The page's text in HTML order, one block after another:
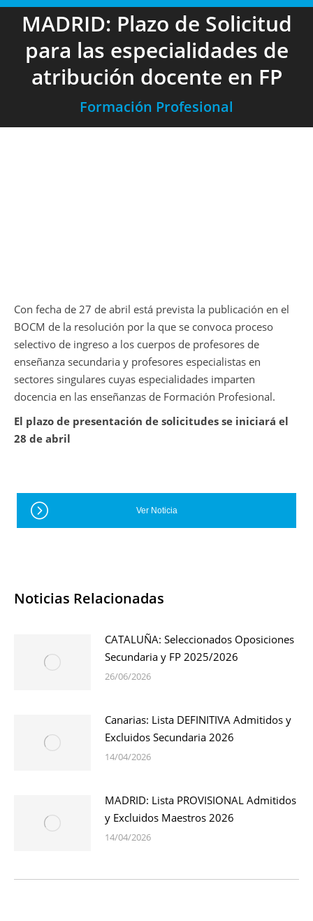
MADRID: Plazo de Solicitud
para las especialidades de
atribución docente en FP
Formación Profesional
Con fecha de 27 de abril está prevista la publicación en el
BOCM de la resolución por la que se convoca proceso
selectivo de ingreso a los cuerpos de profesores de
enseñanza secundaria y profesores especialistas en
sectores singulares cuyas especialidades imparten
docencia en las enseñanzas de Formación Profesional.
El plazo de presentación de solicitudes se iniciará el
28 de abril
Ver Noticia
Noticias Relacionadas
CATALUÑA: Seleccionados Oposiciones
Secundaria y FP 2025/2026
26/06/2026
Canarias: Lista DEFINITIVA Admitidos y
Excluidos Secundaria 2026
14/04/2026
MADRID: Lista PROVISIONAL Admitidos
y Excluidos Maestros 2026
14/04/2026